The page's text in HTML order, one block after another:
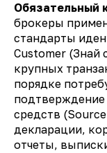
Обязательный
брокеры
стандарты
Customer (Знай
крупных
порядке
средств
декларации,
отчеты,